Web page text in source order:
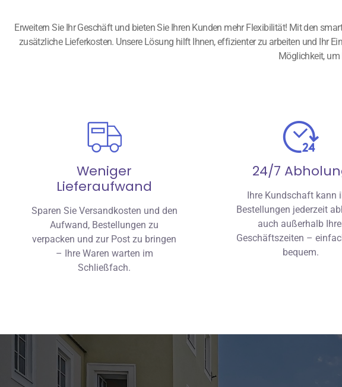
Erweitern Sie Ihr Geschäft und bieten Sie Ihren Kunden mehr Flexibilität! Mit den
zusätzliche Lieferkosten. Unsere Lösung hilft Ihnen, effizienter zu arbeiten und Ihr
Möglichkeit, um
Weniger
Lieferaufwand
Sparen Sie Versandkosten und den
Aufwand, Bestellungen zu
verpacken und zur Post zu bringen
– Ihre Waren warten im
Schließfach.
24/7
Ihre Kundschaft kann
Bestellungen jederzeit
auch außerhalb
Geschäftszeiten –
bequem.